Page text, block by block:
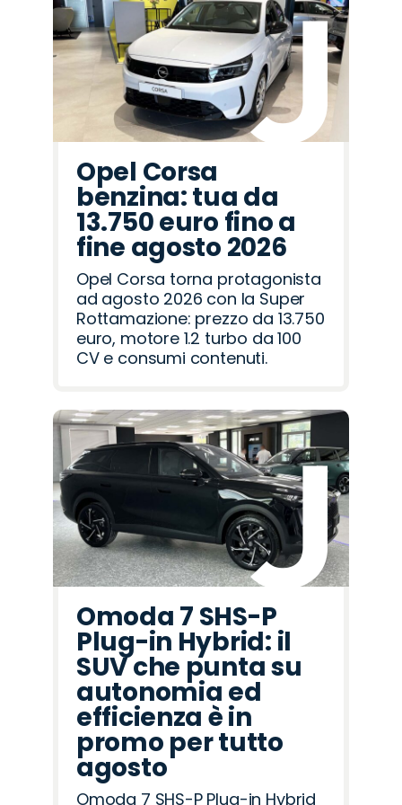
Citroën
Omoda
Fiat
Hyundai
Abarth
Seat
Peugeot
Jeep
Mazda
Land
Rover
Cupra
Jaecoo
Opel
Alfa
Romeo
Lancia
Opel Corsa
benzina: tua da
13.750 euro fino a
fine agosto 2026
Opel Corsa torna protagonista
ad agosto 2026 con la Super
Rottamazione: prezzo da 13.750
euro, motore 1.2 turbo da 100
CV e consumi contenuti.
Omoda 7 SHS-P
Plug-in Hybrid: il
SUV che punta su
autonomia ed
efficienza è in
promo per tutto
agosto
Omoda 7 SHS-P Plug-in Hybrid